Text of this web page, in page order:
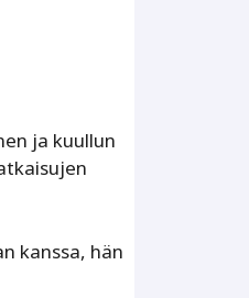
ja kuullun
kanssa, hän